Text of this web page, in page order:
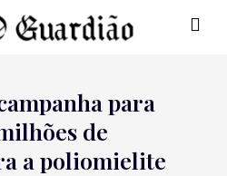
para
de
a poliomielite